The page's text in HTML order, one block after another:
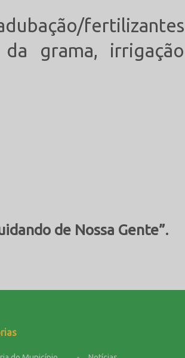
fertilizantes
grama, irrigação
de Nossa Gente”.